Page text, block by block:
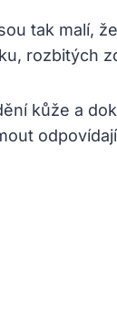
tak malí,
rozbitých
kůže a